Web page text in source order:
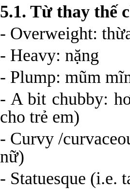
5.1. Từ thay thế
- Overweight:
- Heavy: nặng
- Plump: mũm
- A bit chubby:
cho trẻ em)
- Curvy /
nữ)
- Statuesque